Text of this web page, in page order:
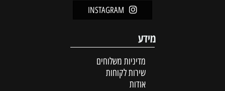
INSTAGRAM
מידע
מדיניות משלוחים
שירות לקוחות
אודות